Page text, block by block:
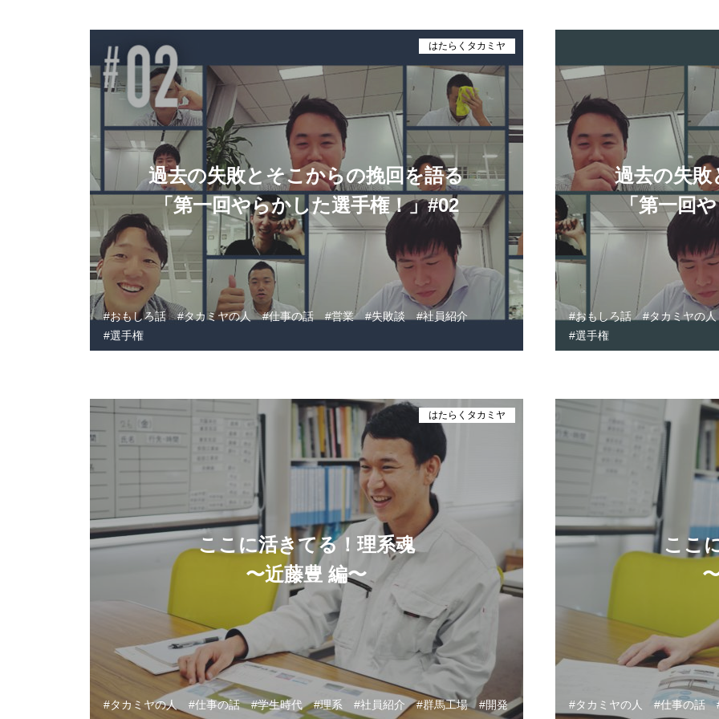
過去の失敗とそこからの挽回を語る
「第一回やらかした選手権！」#02
はたらくタカミヤ
おもしろ話 タカミヤの人 仕事の話 営業 失敗談
社員紹介
選手権
過去の失敗
「第一回
おもしろ話
タカミヤの人
選手権
ここに活きてる！理系魂
〜近藤豊 編〜
はたらくタカミヤ
タカミヤの人 仕事の話 学生時代 理系 社員紹介 群馬工場 開発
ここ
タカミヤの人 仕事の話